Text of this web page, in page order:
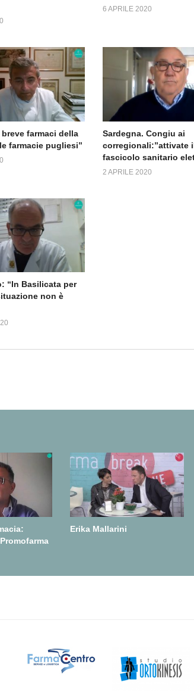
6 APRILE 2020
farmaci della
farmacie pugliesi”
Sardegna. Congiu ai
corregionali:”attivate
fascicolo sanitario
2 APRILE 2020
“In Basilicata per
non è
Erika Mallarini